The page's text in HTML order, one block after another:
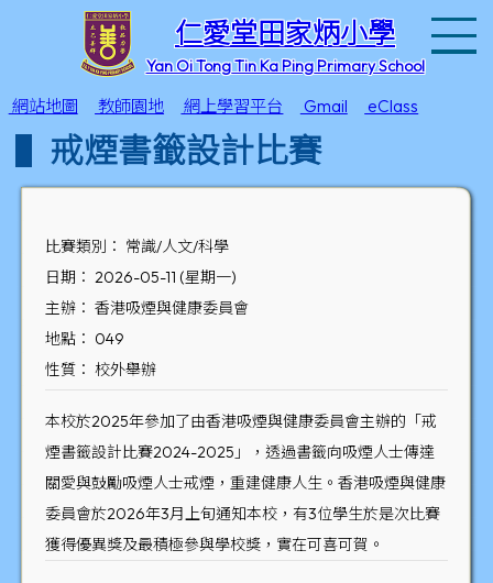
仁愛堂田家炳小學
Yan Oi Tong Tin Ka Ping Primary School
網站地圖 教師園地 網上學習平台 Gmail eClass
戒煙書籤設計比賽
比賽類別： 常識/人文/科學
日期： 2026-05-11 (星期一)
主辦： 香港吸煙與健康委員會
地點： 049
性質： 校外舉辦
本校於2025年參加了由香港吸煙與健康委員會主辦的「戒
煙書籤設計比賽2024-2025」，透過書籤向吸煙人士傳達
關愛與鼓勵吸煙人士戒煙，重建健康人生。香港吸煙與健康
委員會於2026年3月上旬通知本校，有3位學生於是次比賽
獲得優異獎及最積極參與學校獎，實在可喜可賀。